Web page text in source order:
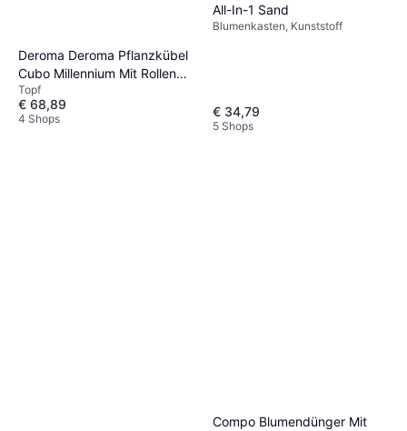
Deroma Deroma Pflanzkübel
Cubo Millennium Mit Rollen
49 cm x 49 cm x 49 cm
Anthrazit
Topf
€ 68,89
4 Shops
All-In-1 Sand
Blumenkasten, Kunststoff
€ 34,79
5 Shops
Compo Blumendünger Mit